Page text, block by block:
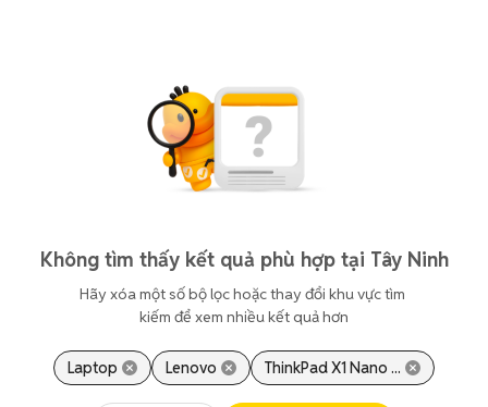
Không tìm thấy kết quả phù hợp tại Tây Ninh
Hãy xóa một số bộ lọc hoặc thay đổi khu vực tìm
kiếm để xem nhiều kết quả hơn
Laptop Lenovo ThinkPad X1 Nano ...